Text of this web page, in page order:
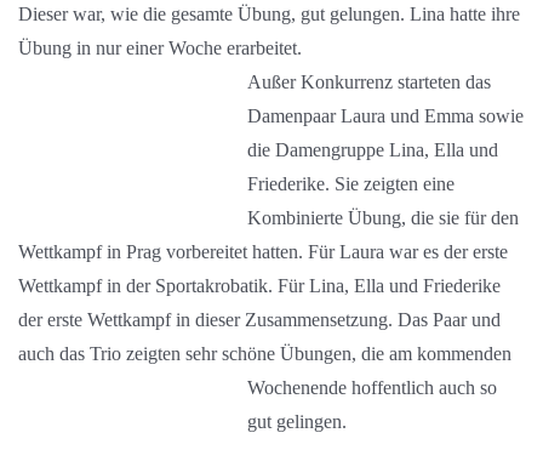
Dieser war, wie die gesamte Übung, gut gelungen. Lina hatte ihre
Übung in nur einer Woche erarbeitet.
AußerKonkurrenz starteten das
Damenpaar Laura und Emma sowie
die Damengruppe Lina, Ella und
Friederike. Sie zeigten eine
Kombinierte Übung, die sie für den
Wettkampf in Prag vorbereitet hatten. Für Laura war es der erste
Wettkampf in der Sportakrobatik. Für Lina, Ella und Friederike
der erste Wettkampf in dieser Zusammensetzung. Das Paar und
auch das Trio zeigten sehr schöne Übungen, die am kommenden
Wochenende hoffentlich auch so
gut gelingen.